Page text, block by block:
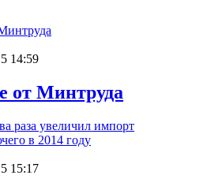
14:59
от Минтруда
15:17